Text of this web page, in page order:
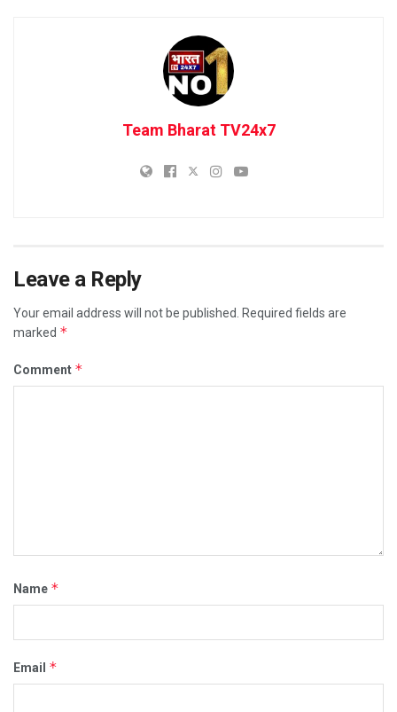
Team Bharat TV24x7
Leave a Reply
Your email address will not be published.
Required fields are
marked *
Comment *
Name *
Email *